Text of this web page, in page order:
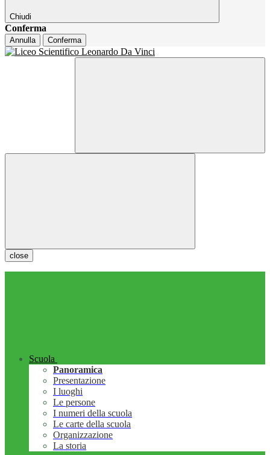
Chiudi
Conferma
Annulla Conferma
close
Scuola
Panoramica
Presentazione
I luoghi
Le persone
I numeri della scuola
Le carte della scuola
Organizzazione
La storia